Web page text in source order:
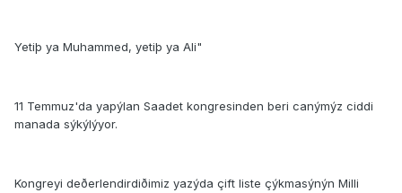
Yetiþ ya Muhammed, yetiþ ya Ali"
11 Temmuz'da yapýlan Saadet kongresinden beri canýmýz ciddi
manada sýkýlýyor.
Kongreyi deðerlendirdiðimiz yazýda çift liste çýkmasýnýn Milli